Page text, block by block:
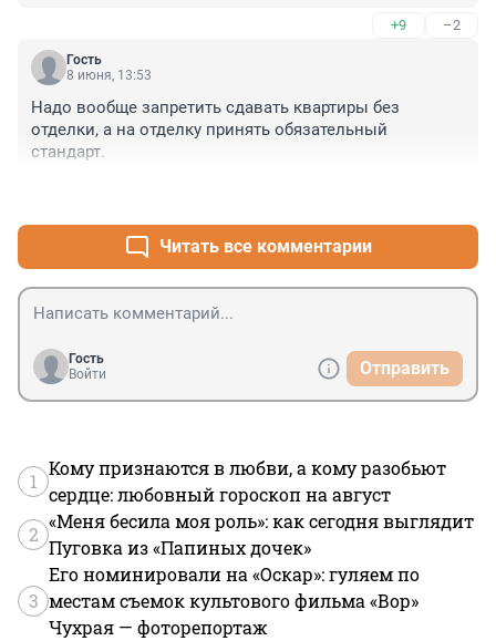
+9 –2
Гость
8 июня, 13:53
Надо вообще запретить сдавать квартиры без
отделки, а на отделку принять обязательный
стандарт.
Читать все комментарии
Гость
Войти
Отправить
1
Кому признаются в любви, а кому разобьют
сердце: любовный гороскоп на август
2
«Меня бесила моя роль»: как сегодня выглядит
Пуговка из «Папиных дочек»
3
Его номинировали на «Оскар»: гуляем по
местам съемок культового фильма «Вор»
Чухрая — фоторепортаж